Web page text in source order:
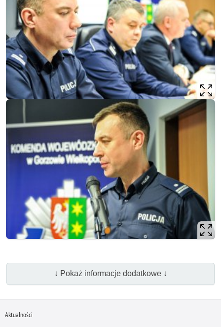
↓ Pokaż informacje dodatkowe ↓
Aktualności